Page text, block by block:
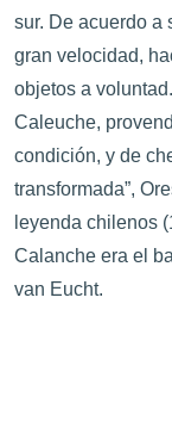
sur. De acuerdo a
gran velocidad,
objetos a
Caleuche,
condición, y de
transformada”,
leyenda chilenos
Calanche era el
van Eucht.